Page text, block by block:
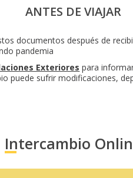
ANTES DE VIAJAR
documentos después de
pandemia
Exteriores para
puede sufrir modificaciones,
Intercambio